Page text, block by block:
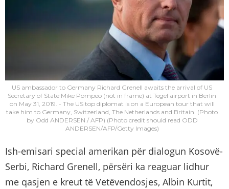
US ambassador to Germany Richard Grenell awaits the arrival of US
Secretary of State Mike Pompeo (not in frame) at Tegel airport in Berlin
on May 31, 2019. - The US top diplomat is on a European tour that will
take him to Germany, Switzerland, The Netherlands and Britain. (Photo
by Odd ANDERSEN / AFP) (Photo credit should read ODD
ANDERSEN/AFP/Getty Images)
Ish-emisari special amerikan për dialogun Kosovë-
Serbi, Richard Grenell, përsëri ka reaguar lidhur
me qasjen e kreut të Vetëvendosjes, Albin Kurtit,